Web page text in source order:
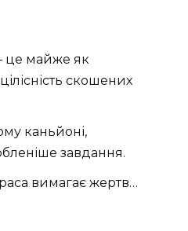
це майже як
скошених
каньйоні,
завдання.
вимагає жертв…